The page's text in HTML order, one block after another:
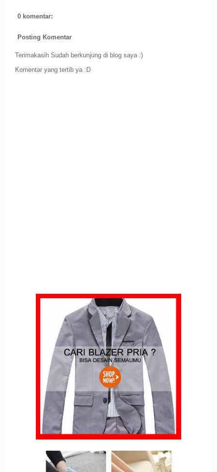
0 komentar:
Posting Komentar
Terimakasih Sudah berkunjung di blog saya :)
Komentar yang tertib ya :D